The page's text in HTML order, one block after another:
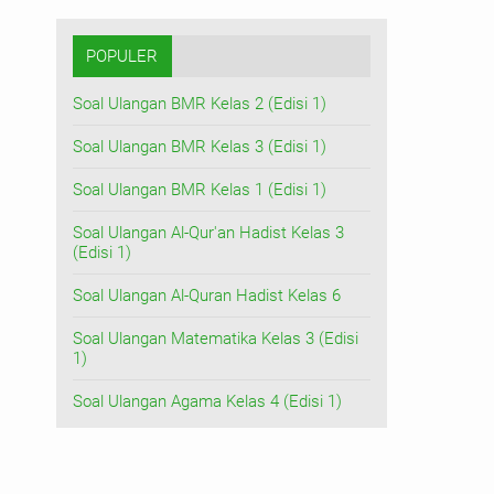
POPULER
Soal Ulangan BMR Kelas 2 (Edisi 1)
Soal Ulangan BMR Kelas 3 (Edisi 1)
Soal Ulangan BMR Kelas 1 (Edisi 1)
Soal Ulangan Al-Qur'an Hadist Kelas 3
(Edisi 1)
Soal Ulangan Al-Quran Hadist Kelas 6
Soal Ulangan Matematika Kelas 3 (Edisi
1)
Soal Ulangan Agama Kelas 4 (Edisi 1)